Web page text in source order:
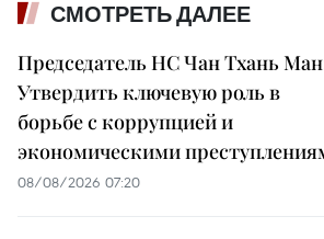
СМОТРЕТЬ ДАЛЕЕ
Председатель НС Чан Тхань
Утвердить ключевую роль в
борьбе с коррупцией и
экономическими
08/08/2026 07:20